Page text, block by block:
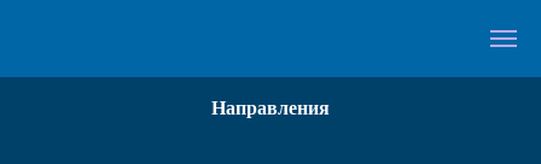
Направления